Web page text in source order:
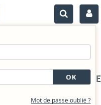
PORTAIL DOCUMENTAIRE
Mot de passe oublié ?